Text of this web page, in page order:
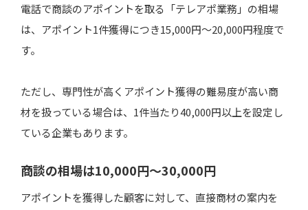
売上予測
人件費
営業代行会社マッチングプラットフォーム4選
ウルマップ
サイドビズ
Workship（ワークシップ）
電話で商談のアポイントを取る「テレアポ業務」の相場
は、アポイント1件獲得につき15,000円〜20,000円程度で
す。
ただし、専門性が高くアポイント獲得の難易度が高い商
材を扱っている場合は、1件当たり40,000円以上を設定し
ている企業もあります。
商談の相場は10,000円〜30,000円
アポイントを獲得した顧客に対して、直接商材の案内を